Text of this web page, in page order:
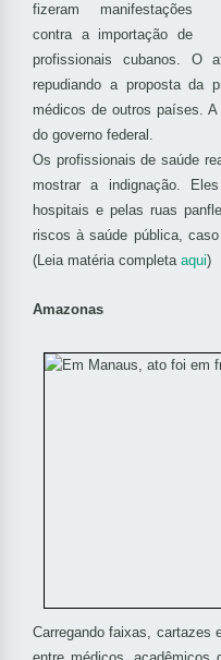
fizeram manifestações
contra a importação de
profissionais cubanos. O
repudiando a proposta da
médicos de outros países.
do governo federal.
Os profissionais de saúde
mostrar a indignação.
hospitais e pelas ruas
riscos à saúde pública,
(Leia matéria completa aqui)
Amazonas
Carregando faixas, cartazes